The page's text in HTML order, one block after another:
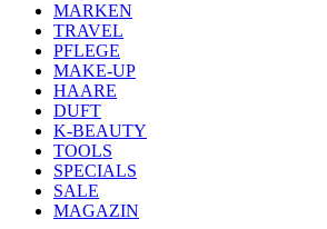
MARKEN
TRAVEL
PFLEGE
MAKE-UP
HAARE
DUFT
K-BEAUTY
TOOLS
SPECIALS
SALE
MAGAZIN